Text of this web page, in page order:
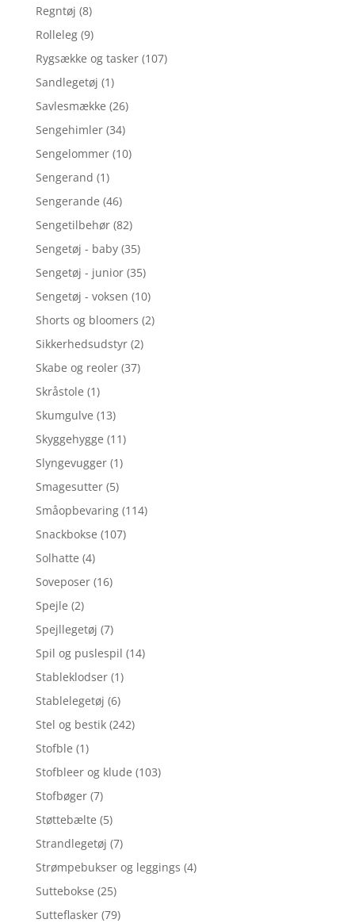
Regntøj (8)
Rolleleg (9)
Rygsække og tasker (107)
Sandlegetøj (1)
Savlesmække (26)
Sengehimler (34)
Sengelommer (10)
Sengerand (1)
Sengerande (46)
Sengetilbehør (82)
Sengetøj - baby (35)
Sengetøj - junior (35)
Sengetøj - voksen (10)
Shorts og bloomers (2)
Sikkerhedsudstyr (2)
Skabe og reoler (37)
Skråstole (1)
Skumgulve (13)
Skyggehygge (11)
Slyngevugger (1)
Smagesutter (5)
Småopbevaring (114)
Snackbokse (107)
Solhatte (4)
Soveposer (16)
Spejle (2)
Spejllegetøj (7)
Spil og puslespil (14)
Stableklodser (1)
Stablelegetøj (6)
Stel og bestik (242)
Stofble (1)
Stofbleer og klude (103)
Stofbøger (7)
Støttebælte (5)
Strandlegetøj (7)
Strømpebukser og leggings (4)
Suttebokse (25)
Sutteflasker (79)